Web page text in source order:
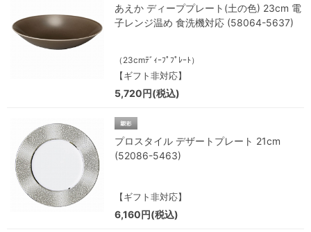
あえか ディーププレート(土の色) 23cm 電
子レンジ温め 食洗機対応 (58064-5637)
（23cmﾃﾞｨｰﾌﾟﾌﾟﾚｰﾄ）
【ギフト非対応】
5,720円(税込)
プロスタイル デザートプレート 21cm
(52086-5463)
【ギフト非対応】
6,160円(税込)